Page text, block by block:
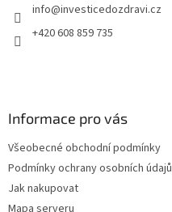
info@investicedozdravi.cz
+420 608 859 735
Informace pro vás
Všeobecné obchodní podmínky
Podmínky ochrany osobních údajů
Jak nakupovat
Mapa serveru